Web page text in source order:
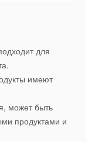
для
имеют
может быть
продуктами и